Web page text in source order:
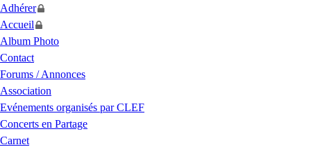
Adhérer
Accueil
Album Photo
Contact
Forums / Annonces
Association
Evénements organisés parCLEF
Concerts en Partage
Carnet